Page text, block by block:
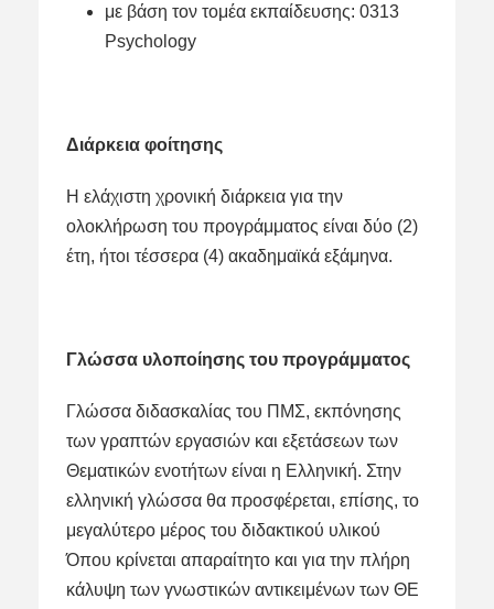
με βάση τον τομέα εκπαίδευσης: 0313
Psychology
Διάρκεια φοίτησης
Η ελάχιστη χρονική διάρκεια για την
ολοκλήρωση του προγράμματος είναι δύο (2)
έτη, ήτοι τέσσερα (4) ακαδημαϊκά εξάμηνα.
Γλώσσα υλοποίησης του προγράμματος
Γλώσσα διδασκαλίας του ΠΜΣ, εκπόνησης
των γραπτών εργασιών και εξετάσεων των
Θεματικών ενοτήτων είναι η Ελληνική. Στην
ελληνική γλώσσα θα προσφέρεται, επίσης, το
μεγαλύτερο μέρος του διδακτικού υλικού
Όπου κρίνεται απαραίτητο και για την πλήρη
κάλυψη των γνωστικών αντικειμένων των ΘΕ